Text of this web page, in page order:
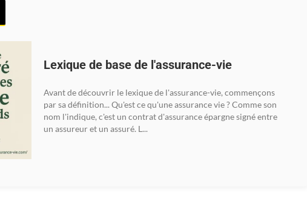
Lexique de base de l'assurance-vie
Avant de découvrir le lexique de l'assurance-vie, commençons
par sa définition... Qu'est ce qu'une assurance vie ? Comme son
nom l'indique, c'est un contrat d'assurance épargne signé entre
un assureur et un assuré. L...